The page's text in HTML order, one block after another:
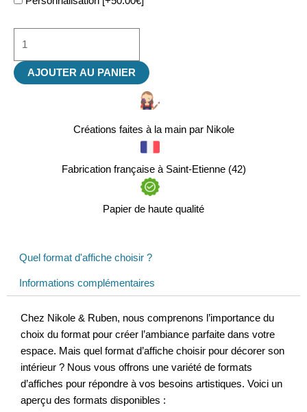
AJOUTER AU PANIER
Créations faites à la main par Nikole
Fabrication française à Saint-Etienne (42)
Papier de haute qualité
Quel format d'affiche choisir ?
Informations complémentaires
Chez Nikole & Ruben, nous comprenons l’importance du
choix du format pour créer l’ambiance parfaite dans votre
espace. Mais quel format d’affiche choisir pour décorer son
intérieur ? Nous vous offrons une variété de formats
d’affiches pour répondre à vos besoins artistiques. Voici un
aperçu des formats disponibles :